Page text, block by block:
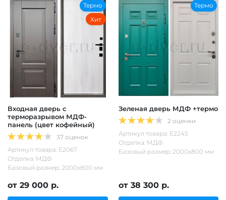
Термо
Хит
Входная дверь с
терморазрывом МДФ-
панель (цвет кофейный)
37 оценок
Артикул товара: Е2067
Отделка: МДФ
Базовый размер: 2000х800 мм
от 29 000 р.
Термо
Зеленая дверь МДФ +термо
2 оценки
Артикул товара: Е2245
Отделка: МДФ
Базовый размер: 2000х800 мм
от 38 300 р.